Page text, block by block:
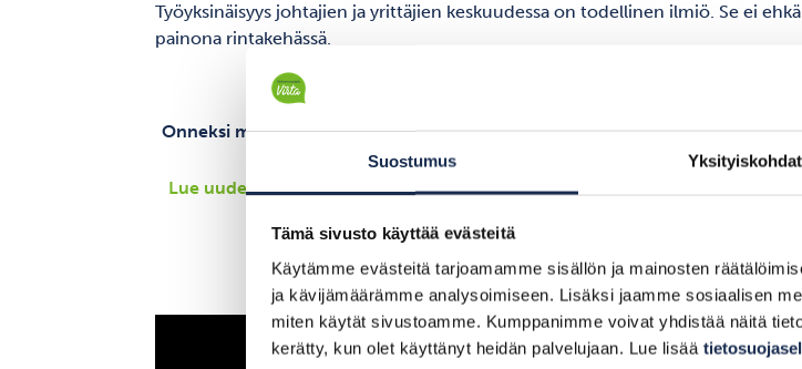
Suostumus Yksityiskohdat
Tämä sivusto käyttää evästeitä
Käytämme evästeitä tarjoamamme sisällön ja mainosten
ja kävijämäärämme analysoimiseen. Lisäksi jaamme sosiaalisen
miten käytät sivustoamme. Kumppanimme voivat yhdistää näitä
kerätty, kun olet käyttänyt heidän palvelujaan. Lue lisää
Työyksinäisyys johtajien ja yrittäjien keskuudessa on todellinen ilmiö. Se ei
painona rintakehässä.
Onneksi myös johtajalla on mahdollisuus hakea tukea, vieläpä matalla
Lue uudesta terapeuttisesta valmennusohjelmasta →